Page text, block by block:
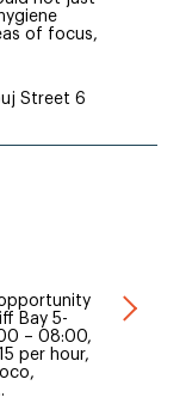
of focus,
Street 6
Bay 5-
– 08:00,
per hour,